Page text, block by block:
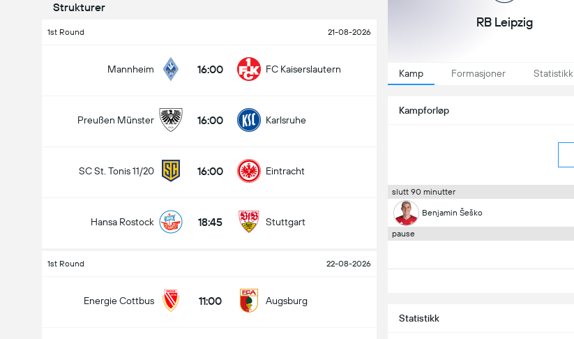
Strukturer
1st Round 21-08-2026
Mannheim 16:00 FC Kaiserslautern
Preußen Münster 16:00 Karlsruhe
SC St. Tonis 11/20 16:00 Eintracht
Hansa Rostock 18:45 Stuttgart
1st Round 22-08-2026
Energie Cottbus 11:00 Augsburg
RB Leipzig
Kamp Formasjoner Statistikk
Kampforløp
slutt 90 minutter
Benjamin Šeško
pause
Statistikk